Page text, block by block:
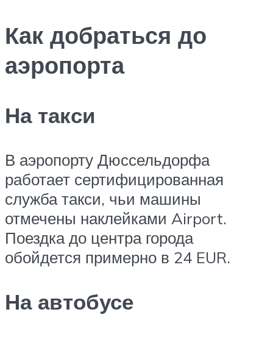
Как добраться до
аэропорта
На такси
В аэропорту Дюссельдорфа
работает сертифицированная
служба такси, чьи машины
отмечены наклейками Airport.
Поездка до центра города
обойдется примерно в 24 EUR.
На автобусе